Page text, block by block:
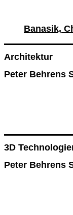
Banasik,
Architektur
Peter Behrens
3D
Peter Behrens